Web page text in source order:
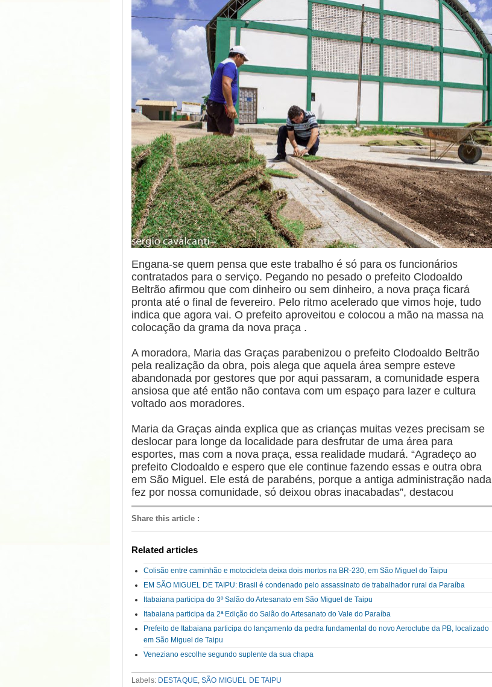
Engana-se quem pensa que este trabalho é só para os funcionários
contratados para o serviço. Pegando no pesado o prefeito Clodoaldo
Beltrão afirmou que com dinheiro ou sem dinheiro, a nova praça ficará
pronta até o final de fevereiro. Pelo ritmo acelerado que vimos hoje, tudo
indica que agora vai. O prefeito aproveitou e colocou a mão na massa na
colocação da grama da nova praça .
A moradora, Maria das Graças parabenizou o prefeito Clodoaldo Beltrão
pela realização da obra, pois alega que aquela área sempre esteve
abandonada por gestores que por aqui passaram, a comunidade espera
ansiosa que até então não contava com um espaço para lazer e cultura
voltado aos moradores.
Maria da Graças ainda explica que as crianças muitas vezes precisam se
deslocar para longe da localidade para desfrutar de uma área para
esportes, mas com a nova praça, essa realidade mudará. “Agradeço ao
prefeito Clodoaldo e espero que ele continue fazendo essas e outra obra
em São Miguel. Ele está de parabéns, porque a antiga administração nada
fez por nossa comunidade, só deixou obras inacabadas”, destacou
Share this article :
Related articles
Colisão entre caminhão e motocicleta deixa dois mortos na BR-230, em São Miguel do Taipu
EM SÃO MIGUEL DE TAIPU: Brasil é condenado pelo assassinato de trabalhador rural da Paraíba
Itabaiana participa do 3º Salão do Artesanato em São Miguel de Taipu
Itabaiana participa da 2ª Edição do Salão do Artesanato do Vale do Paraíba
Prefeito de Itabaiana participa do lançamento da pedra fundamental do novo Aeroclube da PB, localizado
em São Miguel de Taipu
Veneziano escolhe segundo suplente da sua chapa
Labels: DESTAQUE,SÃO MIGUEL DE TAIPU